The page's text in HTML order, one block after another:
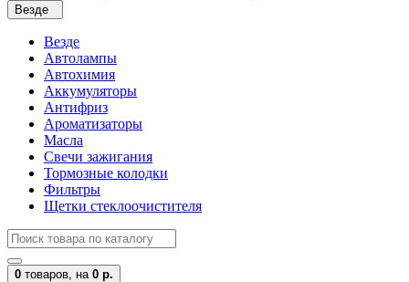
Везде
Везде
Автолампы
Автохимия
Аккумуляторы
Антифриз
Ароматизаторы
Масла
Свечи зажигания
Тормозные колодки
Фильтры
Щетки стеклоочистителя
0 товаров, на 0 р.